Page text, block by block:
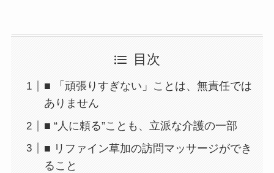
目次
■ 「頑張りすぎない」ことは、無責任では
ありません
■ “人に頼る”ことも、立派な介護の一部
■ リファイン草加の訪問マッサージができ
ること